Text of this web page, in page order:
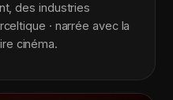
des industries
· narrée avec la
cinéma.